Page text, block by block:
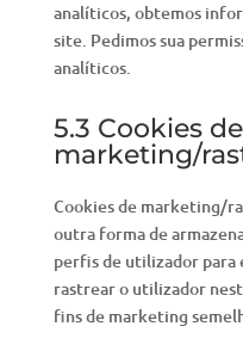
analíticos, obtemos
site. Pedimos sua
analíticos.
5.3 Cookies de
marketing/
Cookies de marketing/
outra forma de
perfis de utilizador para
rastrear o utilizador
fins de marketing